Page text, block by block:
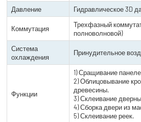
Давление
Гидравлическое 3D
Коммутация
Трехфазный
полноволновой)
Система
охлаждения
Принудительное
Функции
1) Сращивание
2) Облицовывание
древесины.
3) Склеивание
4) Сборка двери из
5) Склеивание реек.